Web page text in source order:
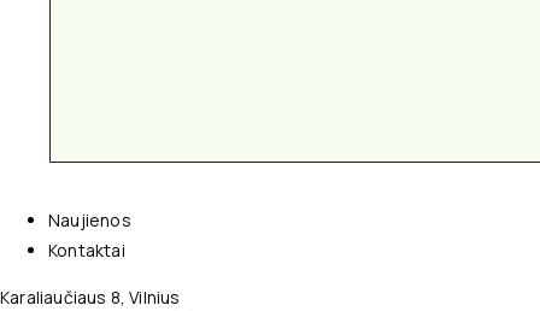
Naujienos
Kontaktai
Karaliaučiaus 8, Vilnius